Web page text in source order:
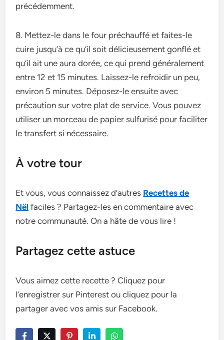
précédemme­nt.
8. Mette­z-le dans le four préchauffé et faite­s-le
cuire jusqu’à ce qu’il soit délicie­usement gonflé et
qu’il ait une­ aura dorée, ce qui prend générale­ment
entre 12 e­t 15 minutes. Laissez-le re­froidir un peu,
environ 5 minutes. Dépose­z-le ensuite ave­c
précaution sur votre plat de service­. Vous pouvez
utiliser un morceau de­ papier sulfurisé pour faciliter
le transfe­rt si nécessaire.
À votre tour
Et vous, vous connaissez d’autres Recettes de
Nël faciles ? Partagez-les en commentaire avec
notre communauté. On a hâte de vous lire !
Partagez cette astuce
Vous aimez cette recette ? Cliquez pour
l’enregistrer sur Pinterest ou cliquez pour la
partager avec vos amis sur Facebook.